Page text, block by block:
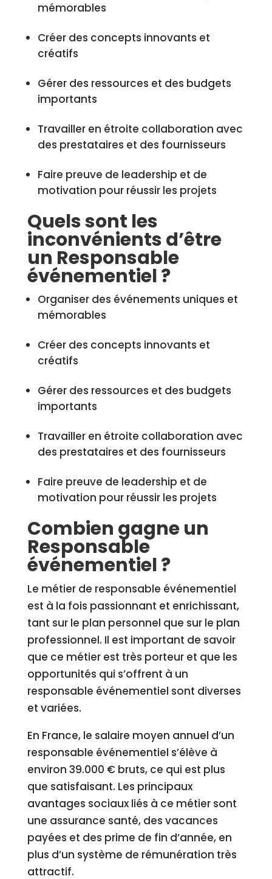
mémorables
Créer des concepts innovants et
créatifs
Gérer des ressources et des budgets
importants
Travailler en étroite collaboration avec
des prestataires et des fournisseurs
Faire preuve de leadership et de
motivation pour réussir les projets
Quels sont les
inconvénients d’être
un Responsable
événementiel ?
Organiser des événements uniques et
mémorables
Créer des concepts innovants et
créatifs
Gérer des ressources et des budgets
importants
Travailler en étroite collaboration avec
des prestataires et des fournisseurs
Faire preuve de leadership et de
motivation pour réussir les projets
Combien gagne un
Responsable
événementiel ?
Le métier de responsable événementiel
est à la fois passionnant et enrichissant,
tant sur le plan personnel que sur le plan
professionnel. Il est important de savoir
que ce métier est très porteur et que les
opportunités qui s’offrent à un
responsable événementiel sont diverses
et variées.
En France, le salaire moyen annuel d’un
responsable événementiel s’élève à
environ 39.000 € bruts, ce qui est plus
que satisfaisant. Les principaux
avantages sociaux liés à ce métier sont
une assurance santé, des vacances
payées et des prime de fin d’année, en
plus d’un système de rémunération très
attractif.